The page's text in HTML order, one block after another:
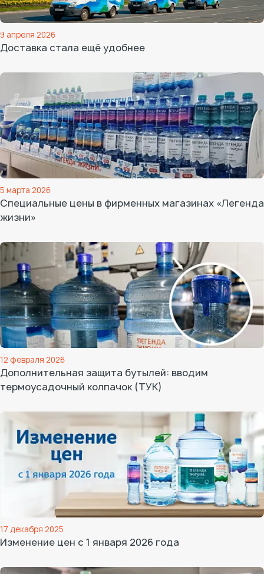
9 апреля 2026
Доставка стала ещё удобнее
5 марта 2026
Специальные цены в фирменных магазинах «Легенда
жизни»
12 февраля 2026
Дополнительная защита бутылей: вводим
термоусадочный колпачок (ТУК)
17 декабря 2025
Изменение цен с 1 января 2026 года